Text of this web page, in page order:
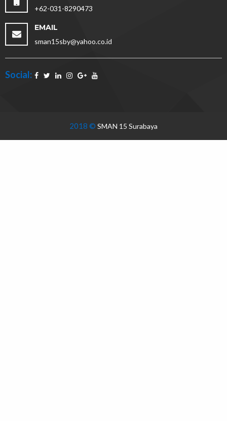
+62-031-8290473
EMAIL
sman15sby@yahoo.co.id
Social:
2018 © SMAN 15 Surabaya